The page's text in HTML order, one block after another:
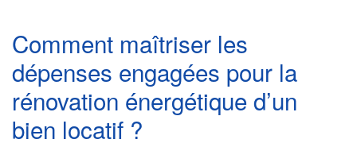
Comment maîtriser les
dépenses engagées pour la
rénovation énergétique d’un
bien locatif ?